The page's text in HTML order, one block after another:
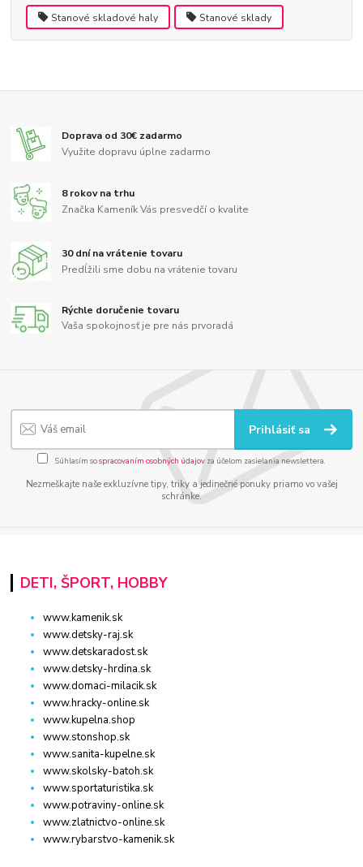
Stanové skladové haly Stanové sklady
Doprava od 30€ zadarmo
Využite dopravu úplne zadarmo
8 rokov na trhu
Značka Kameník Vás presvedčí o kvalite
30 dní na vrátenie tovaru
Predĺžili sme dobu na vrátenie tovaru
Rýchle doručenie tovaru
Vaša spokojnosť je pre nás prvoradá
Prihlásiť sa
Súhlasím sospracovaním osobných údajov za účelom zasielania newslettera.
Nezmeškajte naše exkluzívne tipy, triky a jedinečné ponuky priamo vo vašej
schránke.
DETI, ŠPORT, HOBBY
www.kamenik.sk
www.detsky-raj.sk
www.detskaradost.sk
www.detsky-hrdina.sk
www.domaci-milacik.sk
www.hracky-online.sk
www.kupelna.shop
www.stonshop.sk
www.sanita-kupelne.sk
www.skolsky-batoh.sk
www.sportaturistika.sk
www.potraviny-online.sk
www.zlatnictvo-online.sk
www.rybarstvo-kamenik.sk